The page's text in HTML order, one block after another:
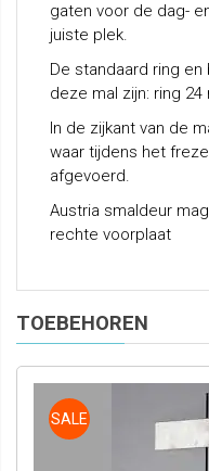
gaten voor de dag-
juiste plek.
De standaard ring
deze mal zijn: ring
In de zijkant van de
waar tijdens het
afgevoerd.
Austria smaldeur
rechte voorplaat
TOEBEHOREN
SALE